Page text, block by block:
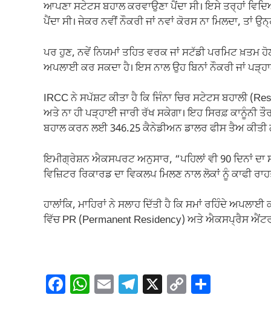
ਆਪਣਾ ਸਟੇਟਸ ਬਹਾਲ ਕਰਵਾਉਣਾ ਪੈਂਦਾ ਸੀ। ਇਸੇ ਤਰ੍ਹਾਂ
ਪੈਂਦਾ ਸੀ। ਜੇਕਰ ਨਵੀਂ ਨੌਕਰੀ ਜਾਂ ਨਵਾਂ ਕੋਰਸ ਨਾ ਮਿਲਦਾ, ਤਾਂ
ਪਰ ਹੁਣ, ਨਵੇਂ ਨਿਯਮਾਂ ਤਹਿਤ ਵਰਕ ਜਾਂ ਸਟੱਡੀ ਪਰਮਿਟ ਖ਼ਤਮ
ਅਪਲਾਈ ਕਰ ਸਕਦਾ ਹੈ। ਇਸ ਨਾਲ ਉਹ ਬਿਨਾਂ ਨੌਕਰੀ ਜਾਂ
IRCC ਨੇ ਸਪੱਸ਼ਟ ਕੀਤਾ ਹੈ ਕਿ ਜਿੰਨਾ ਚਿਰ ਸਟੇਟਸ ਬਹਾਲੀ
ਅਤੇ ਨਾ ਹੀ ਪੜ੍ਹਾਈ ਜਾਰੀ ਰੱਖ ਸਕੇਗਾ। ਇਹ ਸਿਰਫ਼ ਕਾਨੂੰਨੀ
ਬਹਾਲ ਕਰਨ ਲਈ 346.25 ਕੈਨੇਡੀਅਨ ਡਾਲਰ ਫੀਸ ਤੈਅ
ਇਮੀਗ੍ਰੇਸ਼ਨ ਐਕਸਪਰਟ ਅਨੁਸਾਰ, “ਪਹਿਲਾਂ ਵੀ 90 ਦਿਨਾਂ ਦਾ
ਵਿਜ਼ਿਟਰ ਰਿਕਾਰਡ ਦਾ ਵਿਕਲਪ ਮਿਲਣ ਨਾਲ ਲੋਕਾਂ ਨੂੰ ਕਾਫੀ
ਹਾਲਾਂਕਿ, ਮਾਹਿਰਾਂ ਨੇ ਸਲਾਹ ਦਿੱਤੀ ਹੈ ਕਿ ਸਮਾਂ ਰਹਿੰਦੇ
ਵਿੱਚ PR (Permanent Residency) ਅਤੇ ਐਕਸਪ੍ਰੈਸ
F W E T X C